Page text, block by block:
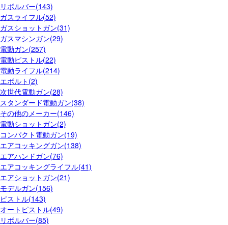
リボルバー(143)
ガスライフル(52)
ガスショットガン(31)
ガスマシンガン(29)
電動ガン(257)
電動ピストル(22)
電動ライフル(214)
エボルト(2)
次世代電動ガン(28)
スタンダード電動ガン(38)
その他のメーカー(146)
電動ショットガン(2)
コンパクト電動ガン(19)
エアコッキングガン(138)
エアハンドガン(76)
エアコッキングライフル(41)
エアショットガン(21)
モデルガン(156)
ピストル(143)
オートピストル(49)
リボルバー(85)